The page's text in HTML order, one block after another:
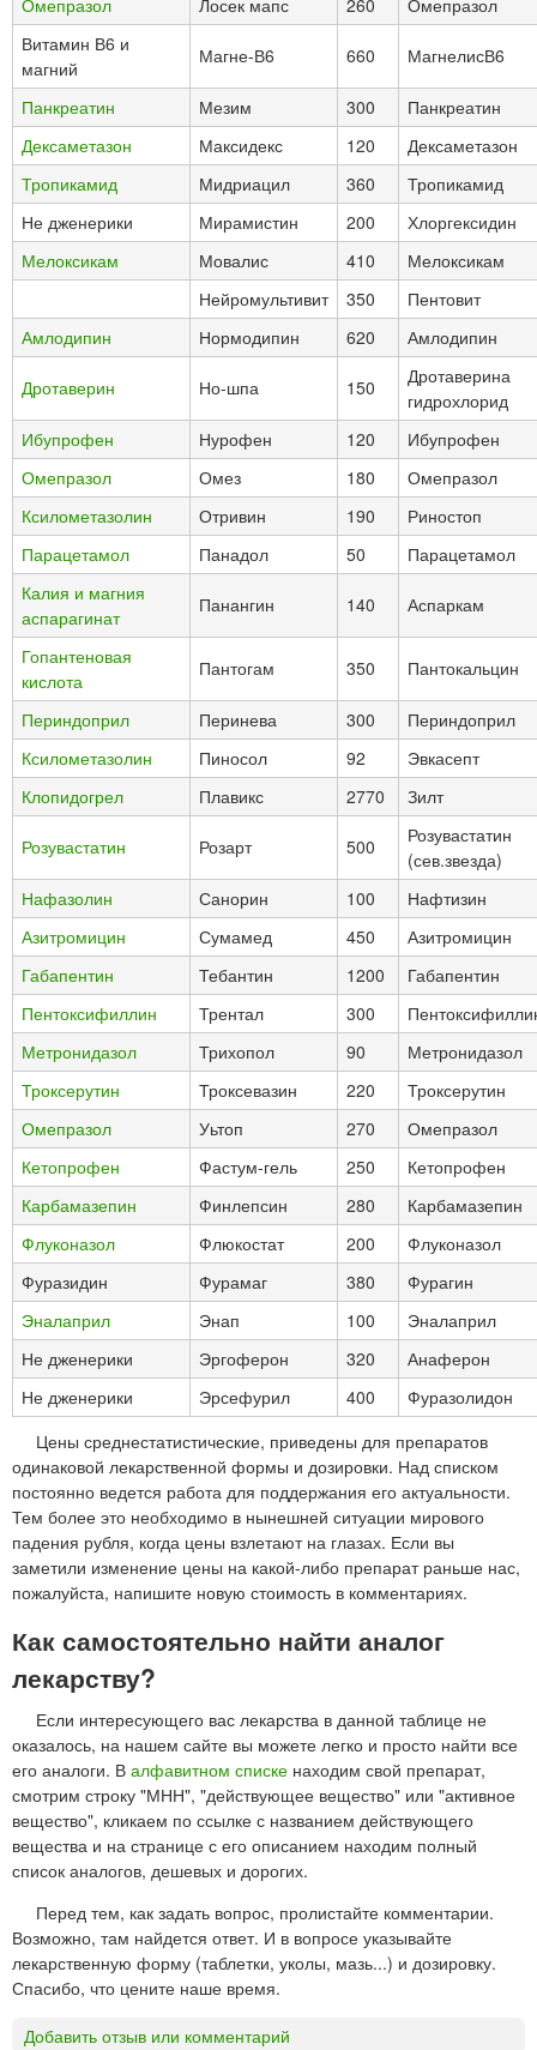
Витамин В6 и
магний
Магне-В6 660 МагнелисВ6
Панкреатин Мезим 300
Панкреатин
Дексаметазон
Максидекс 120
Дексаметазон
Тропикамид
Мидриацил 360
Тропикамид
Не дженерики
Мирамистин 200
Хлоргексидин
Мелоксикам
Мовалис 410
Мелоксикам
Нейромультивит
350
Пентовит
Амлодипин
Нормодипин 620 Амлодипин
Дротаверин Но-шпа 150
Дротаверина
гидрохлорид
Ибупрофен
Нурофен 120
Ибупрофен
Омепразол
Омез 180
Омепразол
Ксилометазолин
Отривин 190
Риностоп
Парацетамол
Панадол 50
Парацетамол
Калия и магния
аспарагинат
Панангин 140 Аспаркам
Гопантеновая
кислота
Пантогам 350 Пантокальцин
Периндоприл Перинева 300
Периндоприл
Ксилометазолин
Пиносол 92
Эвкасепт
Клопидогрел
Плавикс 2770 Зилт
Розувастатин Розарт 500
Розувастатин
(сев.звезда)
Нафазолин
Санорин 100
Нафтизин
Азитромицин
Сумамед 450
Азитромицин
Габапентин
Тебантин 1200
Габапентин
Пентоксифиллин
Трентал 300
Метронидазол
Трихопол 90
Метронидазол
Троксерутин
Троксевазин 220
Троксерутин
Омепразол
Уьтоп 270
Омепразол
Кетопрофен
Фастум-гель 250
Кетопрофен
Карбамазепин
Финлепсин 280
Карбамазепин
Флуконазол
Флюкостат 200
Флуконазол
Фуразидин
Фурамаг 380
Фурагин
Эналаприл
Энап 100
Эналаприл
Не дженерики
Эргоферон 320
Анаферон
Не дженерики
Эрсефурил 400
Фуразолидон
Цены среднестатистические, приведены для препаратов
одинаковой лекарственной формы и дозировки. Над списком
постоянно ведется работа для поддержания его актуальности.
Тем более это необходимо в нынешней ситуации мирового
падения рубля, когда цены взлетают на глазах. Если вы
заметили изменение цены на какой-либо препарат раньше нас,
пожалуйста, напишите новую стоимость в комментариях.
Как самостоятельно найти аналог
лекарству?
Если интересующего вас лекарства в данной таблице не
оказалось, на нашем сайте вы можете легко и просто найти все
его аналоги. В алфавитном списке находим свой препарат,
смотрим строку "МНН", "действующее вещество" или "активное
вещество", кликаем по ссылке с названием действующего
вещества и на странице с его описанием находим полный
список аналогов, дешевых и дорогих.
Перед тем, как задать вопрос, пролистайте комментарии.
Возможно, там найдется ответ. И в вопросе указывайте
лекарственную форму (таблетки, уколы, мазь...) и дозировку.
Спасибо, что цените наше время.
Добавить отзыв или комментарий